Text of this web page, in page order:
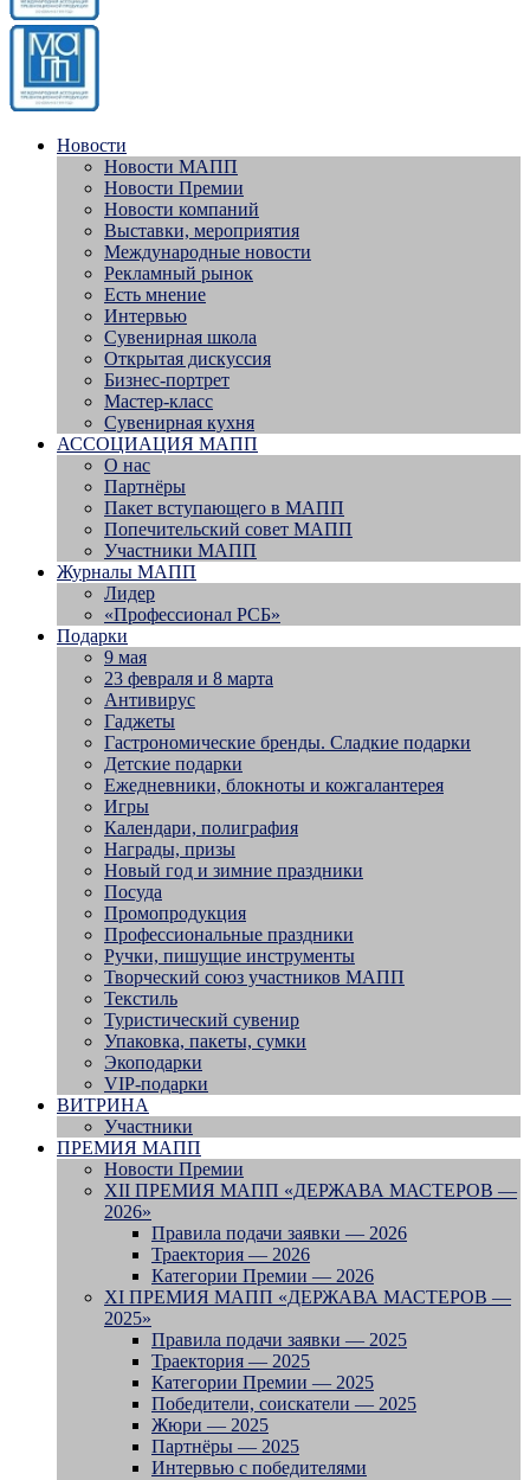
Новости
Новости МАПП
Новости Премии
Новости компаний
Выставки, мероприятия
Международные новости
Рекламный рынок
Есть мнение
Интервью
Сувенирная школа
Открытая дискуссия
Бизнес-портрет
Мастер-класс
Сувенирная кухня
АССОЦИАЦИЯ МАПП
О нас
Партнёры
Пакет вступающего в МАПП
Попечительский совет МАПП
Участники МАПП
Журналы МАПП
Лидер
«Профессионал РСБ»
Подарки
9 мая
23 февраля и 8 марта
Антивирус
Гаджеты
Гастрономические бренды. Сладкие подарки
Детские подарки
Ежедневники, блокноты и кожгалантерея
Игры
Календари, полиграфия
Награды, призы
Новый год и зимние праздники
Посуда
Промопродукция
Профессиональные праздники
Ручки, пишущие инструменты
Творческий союз участников МАПП
Текстиль
Туристический сувенир
Упаковка, пакеты, сумки
Экоподарки
VIP-подарки
ВИТРИНА
Участники
ПРЕМИЯ МАПП
Новости Премии
XII ПРЕМИЯ МАПП «ДЕРЖАВА МАСТЕРОВ —
2026»
Правила подачи заявки — 2026
Траектория — 2026
Категории Премии — 2026
XI ПРЕМИЯ МАПП «ДЕРЖАВА МАСТЕРОВ —
2025»
Правила подачи заявки — 2025
Траектория — 2025
Категории Премии — 2025
Победители, соискатели — 2025
Жюри — 2025
Партнёры — 2025
Интервью с победителями